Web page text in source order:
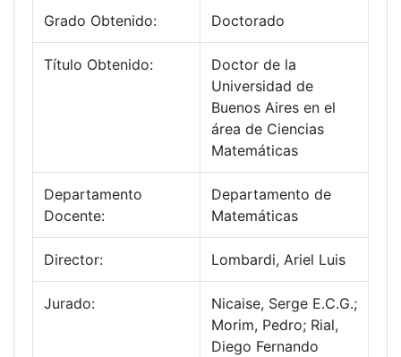
Grado Obtenido: Doctorado
Título Obtenido:
Doctor de la
Universidad de
Buenos Aires en el
área de Ciencias
Matemáticas
Departamento
Docente:
Departamento de
Matemáticas
Director: Lombardi, Ariel Luis
Jurado:
Nicaise, Serge E.C.G.;
Morim, Pedro; Rial,
Diego Fernando